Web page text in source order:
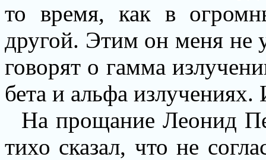
то время, как в
другой. Этим он меня не
говорят о гамма
бета и альфа
На прощание Леонид
тихо сказал, что не